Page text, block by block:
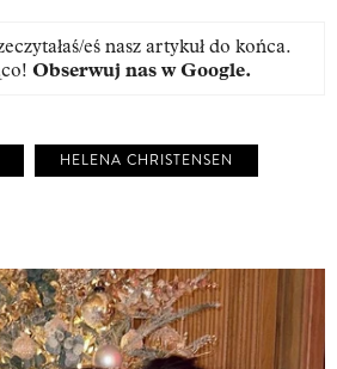
eś nasz artykuł do końca.
Obserwuj nas w Google.
HELENA CHRISTENSEN